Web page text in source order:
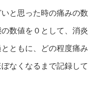
と思った時の痛みの数
数値を０として、消炎
ともに、どの程度痛み
なくなるまで記録して